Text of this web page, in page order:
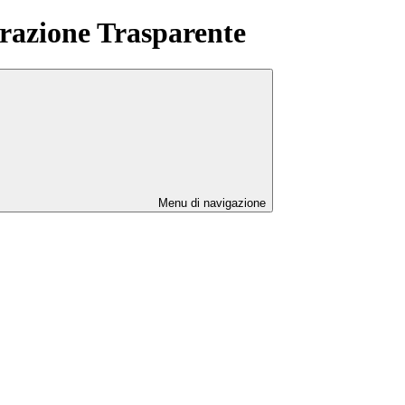
Trasparente
Menu di navigazione